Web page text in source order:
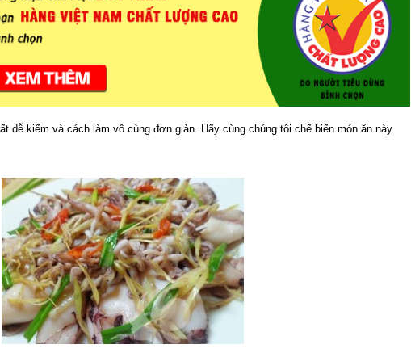
dễ kiếm và cách làm vô cùng đơn giản. Hãy cùng chúng tôi chế biến món ăn này